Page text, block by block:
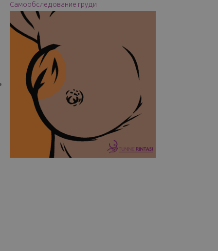
Самообследование груди